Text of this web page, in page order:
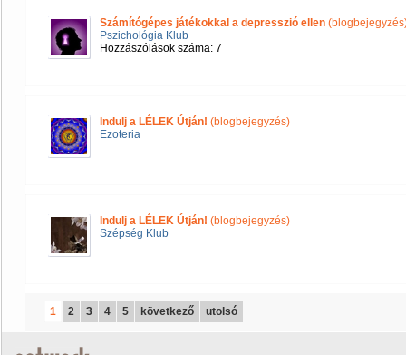
Számítógépes játékokkal a depresszió ellen
Pszichológia Klub
Hozzászólások száma: 7
Indulj a LÉLEK Útján! (blogbejegyzés)
Ezoteria
Indulj a LÉLEK Útján! (blogbejegyzés)
Szépség Klub
1 2 3 4 5 következő utolsó